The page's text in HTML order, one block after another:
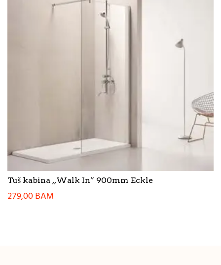
Tuš kabina ,,Walk In” 900mm Eckle
279,00BAM